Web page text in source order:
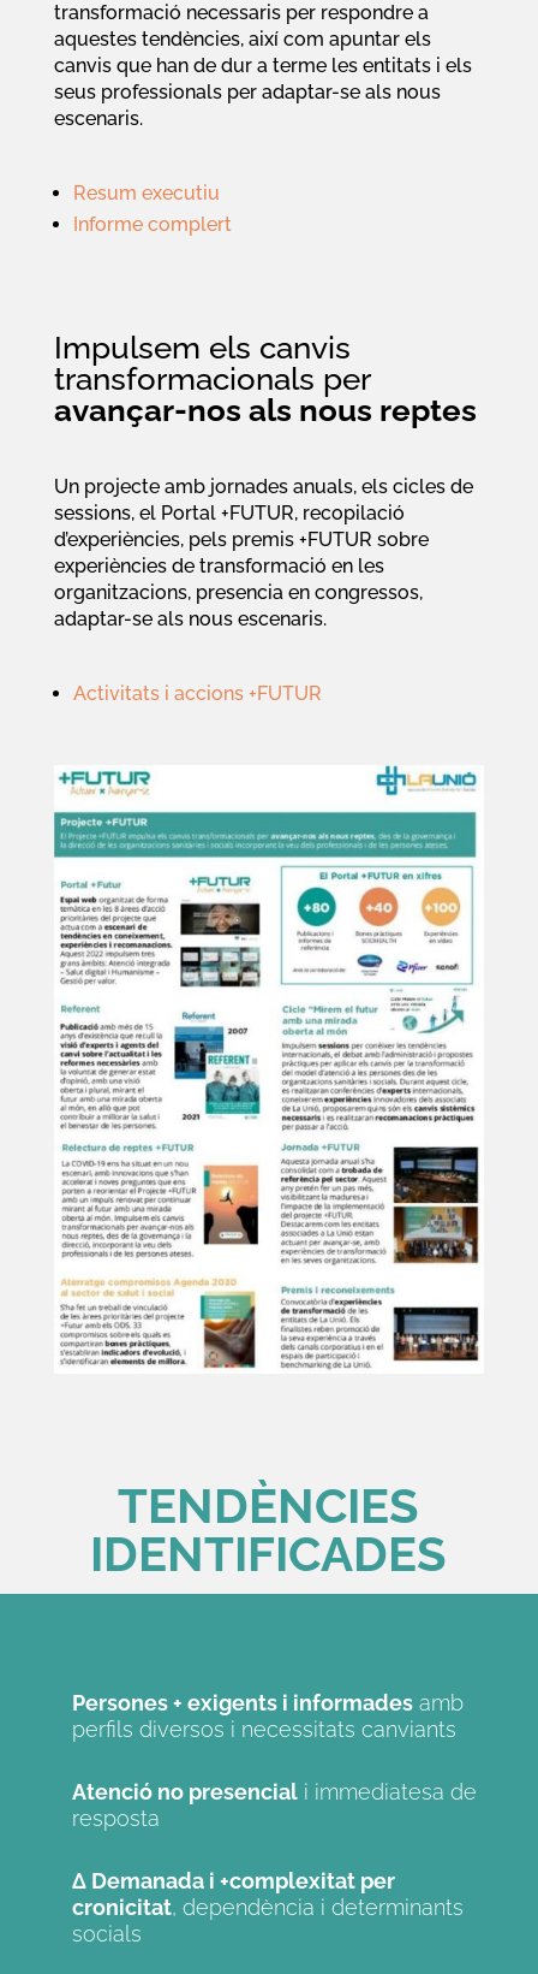
transformació necessaris per respondre a
aquestes tendències, així com apuntar els
canvis que han de dur a terme les entitats i els
seus professionals per adaptar-se als nous
escenaris.
Resum executiu
Informe complert
Impulsem els canvis
transformacionals per
avançar-nos als nous reptes
Un projecte amb jornades anuals, els cicles de
sessions, el Portal +FUTUR, recopilació
d’experiències, pels premis +FUTUR sobre
experiències de transformació en les
organitzacions, presencia en congressos,
adaptar-se als nous escenaris.
Activitats i accions +FUTUR
TENDÈNCIES
IDENTIFICADES
Persones + exigents i informadesamb
perfils diversos i necessitats canviants
Atenció no presenciali immediatesa de
resposta
Δ Demanada i +complexitat per
cronicitat, dependència i determinants
socials